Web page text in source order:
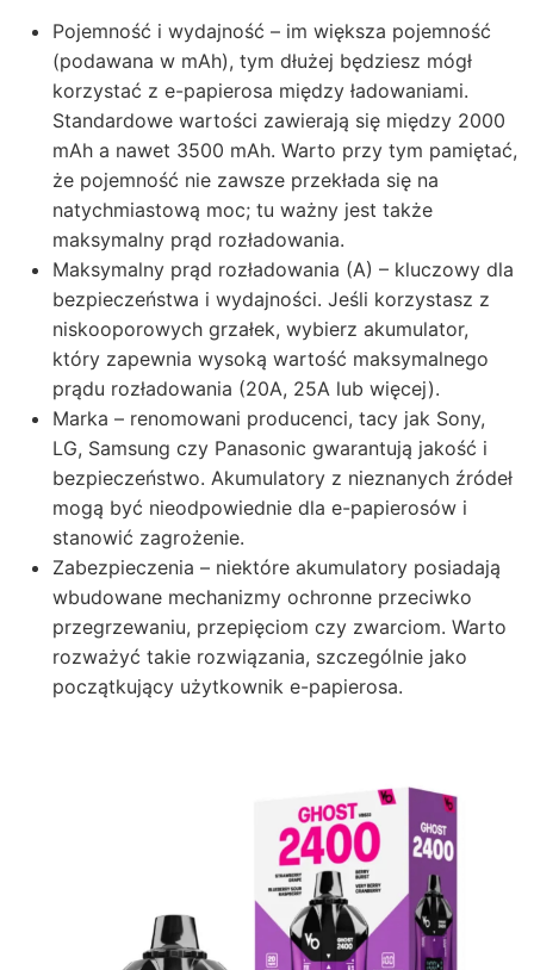
Pojemność i wydajność – im większa pojemność
(podawana w mAh), tym dłużej będziesz mógł
korzystać z e-papierosa między ładowaniami.
Standardowe wartości zawierają się między 2000
mAh a nawet 3500 mAh. Warto przy tym pamiętać,
że pojemność nie zawsze przekłada się na
natychmiastową moc; tu ważny jest także
maksymalny prąd rozładowania.
Maksymalny prąd rozładowania (A) – kluczowy dla
bezpieczeństwa i wydajności. Jeśli korzystasz z
niskooporowych grzałek, wybierz akumulator,
który zapewnia wysoką wartość maksymalnego
prądu rozładowania (20A, 25A lub więcej).
Marka – renomowani producenci, tacy jak Sony,
LG, Samsung czy Panasonic gwarantują jakość i
bezpieczeństwo. Akumulatory z nieznanych źródeł
mogą być nieodpowiednie dla e-papierosów i
stanowić zagrożenie.
Zabezpieczenia – niektóre akumulatory posiadają
wbudowane mechanizmy ochronne przeciwko
przegrzewaniu, przepięciom czy zwarciom. Warto
rozważyć takie rozwiązania, szczególnie jako
początkujący użytkownik e-papierosa.